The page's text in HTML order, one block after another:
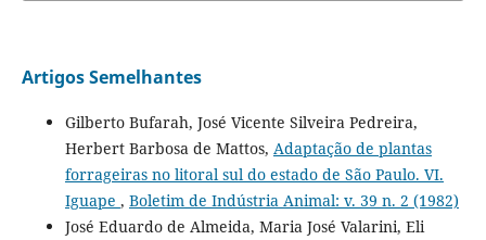
Artigos Semelhantes
Gilberto Bufarah, José Vicente Silveira Pedreira,
Herbert Barbosa de Mattos, Adaptação de plantas
forrageiras no litoral sul do estado de São Paulo. VI.
Iguape , Boletim de Indústria Animal: v. 39 n. 2 (1982)
José Eduardo de Almeida, Maria José Valarini, Eli